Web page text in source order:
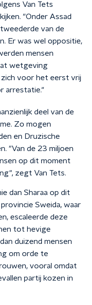
Van Tets
"Onder Assad
van de
Er was wel oppositie,
mensen
wetgeving
voor het eerst vrij
arrestatie."
deel van de
Zo mogen
en Druzische
"Van de 23 miljoen
op dit moment
zegt Van Tets.
dan Sharaa op dit
Sweida, waar
escaleerde deze
tot hevige
duizend mensen
om orde te
vooral omdat
partij kozen in